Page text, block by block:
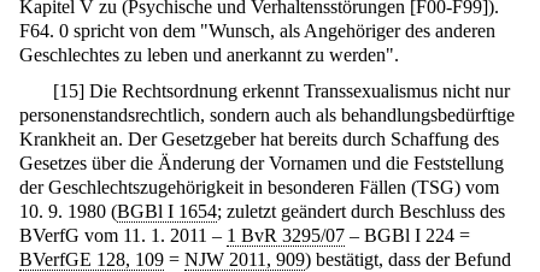
Kapitel V zu (Psychische und Verhaltensstörungen [F00-F99]).
F64. 0 spricht von dem "Wunsch, als Angehöriger des anderen
Geschlechtes zu leben und anerkannt zu werden".
[15] Die Rechtsordnung erkennt Transsexualismus nicht nur
personenstandsrechtlich, sondern auch als behandlungsbedürftige
Krankheit an. Der Gesetzgeber hat bereits durch Schaffung des
Gesetzes über die Änderung der Vornamen und die Feststellung
der Geschlechtszugehörigkeit in besonderen Fällen (TSG) vom
10. 9. 1980 (BGBl I 1654; zuletzt geändert durch Beschluss des
BVerfG vom 11. 1. 2011 – 1 BvR 3295/07 – BGBl I 224 =
BVerfGE 128, 109 = NJW 2011, 909) bestätigt, dass der Befund